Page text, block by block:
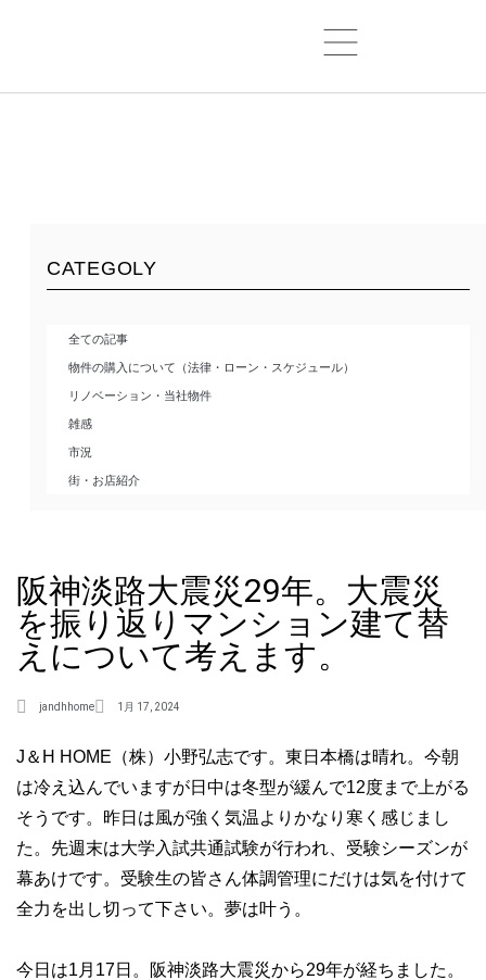
阪神淡路大震災29年。大震災
を振り返りマンション建て替
えについて考えます。
jandhhome 1月 17, 2024
J＆H HOME（株）小野弘志です。東日本橋は晴れ。今朝
は冷え込んでいますが日中は冬型が緩んで12度まで上がる
そうです。昨日は風が強く気温よりかなり寒く感じまし
た。先週末は大学入試共通試験が行われ、受験シーズンが
幕あけです。受験生の皆さん体調管理にだけは気を付けて
全力を出し切って下さい。夢は叶う。
今日は1月17日。阪神淡路大震災から29年が経ちました。
CATEGOLY
全ての記事
物件の購入について（法律・ローン・スケジュール）
リノベーション・当社物件
雑感
市況
街・お店紹介